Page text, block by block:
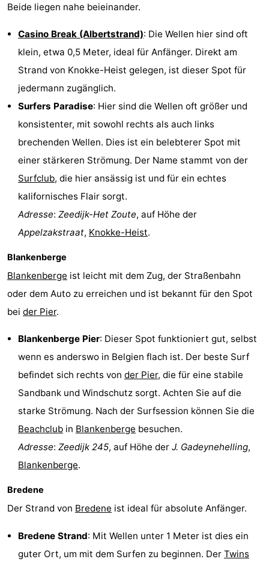
Beide liegen nahe beieinander.
Casino Break (Albertstrand): Die Wellen hier sind oft
klein, etwa 0,5 Meter, ideal für Anfänger. Direkt am
Strand von Knokke-Heist gelegen, ist dieser Spot für
jedermann zugänglich.
Surfers Paradise: Hier sind die Wellen oft größer und
konsistenter, mit sowohl rechts als auch links
brechenden Wellen. Dies ist ein belebterer Spot mit
einer stärkeren Strömung. Der Name stammt von der
Surfclub, die hier ansässig ist und für ein echtes
kalifornisches Flair sorgt.
Adresse: Zeedijk-Het Zoute, auf Höhe der
Appelzakstraat, Knokke-Heist.
Blankenberge
Blankenberge ist leicht mit dem Zug, der Straßenbahn
oder dem Auto zu erreichen und ist bekannt für den Spot
bei der Pier.
Blankenberge Pier: Dieser Spot funktioniert gut, selbst
wenn es anderswo in Belgien flach ist. Der beste Surf
befindet sich rechts von der Pier, die für eine stabile
Sandbank und Windschutz sorgt. Achten Sie auf die
starke Strömung. Nach der Surfsession können Sie die
Beachclub in Blankenberge besuchen.
Adresse: Zeedijk 245, auf Höhe der J. Gadeynehelling,
Blankenberge.
Bredene
Der Strand von Bredene ist ideal für absolute Anfänger.
Bredene Strand: Mit Wellen unter 1 Meter ist dies ein
guter Ort, um mit dem Surfen zu beginnen. Der Twins